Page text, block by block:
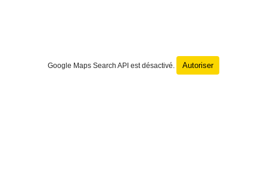
Google Maps Search API est désactivé. Autoriser